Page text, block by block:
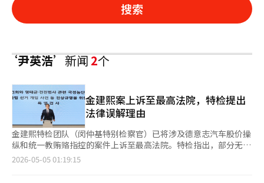
搜索
‘尹英浩’新闻2个
金建熙案上诉至最高法院，特检提出
法律误解理由
金建熙特检团队（闵仲基特别检察官）已将涉及德意志汽车股价操
纵和统一教贿赂指控的案件上诉至最高法院。特检指出，部分无罪
判决存在法律误解，并详细说明了上诉理由。金建熙方面也已提起
2026-05-05 01:19:15